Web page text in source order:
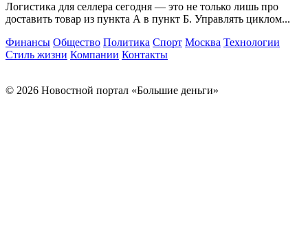
Логистика для селлера сегодня — это не только лишь про
доставить товар из пункта А в пункт Б. Управлять циклом...
Финансы Общество Политика Спорт Москва Технологии
Стиль жизни Компании Контакты
© 2026 Новостной портал «Большие деньги»